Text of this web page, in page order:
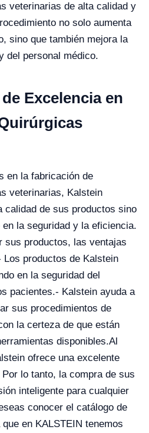
veterinarias de alta calidad y
no solo aumenta
sino que también mejora la
del personal médico.
Excelencia en
en la fabricación de
veterinarias, Kalstein
calidad de sus productos sino
la seguridad y la eficiencia.
sus productos, las ventajas
Los productos de Kalstein
en la seguridad del
pacientes.- Kalstein ayuda a
sus procedimientos de
la certeza de que están
disponibles.Al
ofrece una excelente
lo tanto, la compra de sus
inteligente para cualquier
conocer el catálogo de
en KALSTEIN tenemos